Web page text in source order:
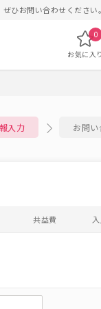
ひお問い合わせください。
お気に入り
0
入力 お問
共益費